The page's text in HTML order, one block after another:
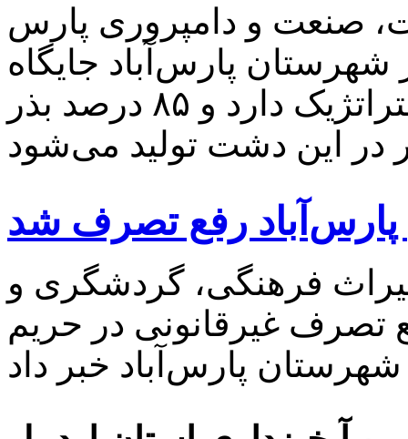
صنعت و دامپروری پارس
پارس‌آباد جایگاه
مهمی در تولید انواع بذور استراتژیک دارد و ۸۵ درصد بذر
پارس‌آباد رفع تصرف شد
فرهنگی، گردشگری و
تصرف غیرقانونی در حریم